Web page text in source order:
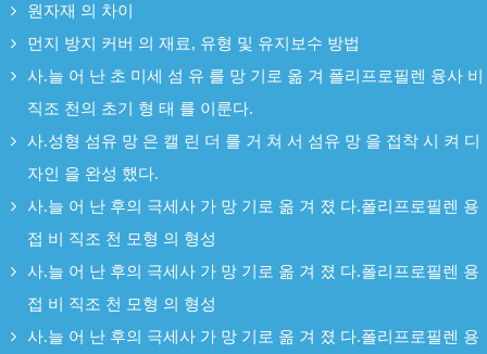
원자재 의 차이
먼지 방지 커버 의 재료, 유형 및 유지보수 방법
사.늘 어 난 초 미세 섬 유 를 망 기로 옮 겨 폴리프로필렌 융사 비
직조 천의 초기 형 태 를 이룬다.
사.성형 섬유 망 은 캘 린 더 를 거 쳐 서 섬유 망 을 접착 시 켜 디
자인 을 완성 했다.
사.늘 어 난 후의 극세사 가 망 기로 옮 겨 졌 다.폴리프로필렌 용
접 비 직조 천 모형 의 형성
사.늘 어 난 후의 극세사 가 망 기로 옮 겨 졌 다.폴리프로필렌 용
접 비 직조 천 모형 의 형성
사.늘 어 난 후의 극세사 가 망 기로 옮 겨 졌 다.폴리프로필렌 용